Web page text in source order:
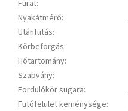
Furat:
Nyakátmérő:
Utánfutás:
Körbeforgás:
Hőtartomány:
Szabvány:
Fordulókör sugara:
Futófelület keménysége: